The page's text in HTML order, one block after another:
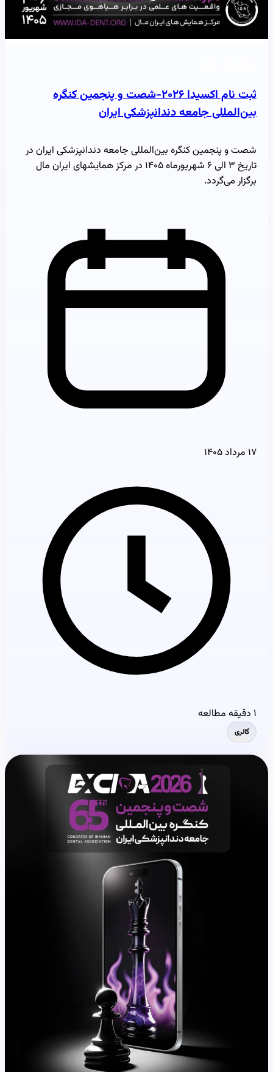
ثبت نام اکسیدا ۲۰۲۶-شصت و پنجمین کنگره
بین‌المللی جامعه دندانپزشکی ایران
شصت و پنجمین کنگره بین‌المللی جامعه دندانپزشکی ایران در
تاریخ ۳ الی ۶ شهریورماه ۱۴۰۵ در مرکز همایشهای ایران مال
برگزار می‌گردد.
۱۷ مرداد ۱۴۰۵
۱ دقیقه مطالعه
گالری